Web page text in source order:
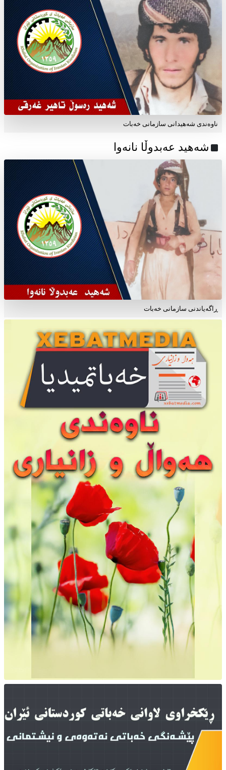
ناوه‌ندی شه‌هیدانی سازمانی خه‌بات
شەهید عەبدوڵا نانەوا
ڕاگه‌یاندنی سازمانی خه‌بات